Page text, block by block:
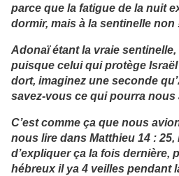
parce que la fatigue de la nuit
dormir, mais à la sentinelle non
Adonaï étant la vraie
puisque celui qui protège
dort, imaginez une seconde
savez-vous ce qui pourra nous
C’est comme ça que nous
nous lire dans Matthieu 14 :
d’expliquer ça la fois dernière,
hébreux il ya 4 veilles pendant